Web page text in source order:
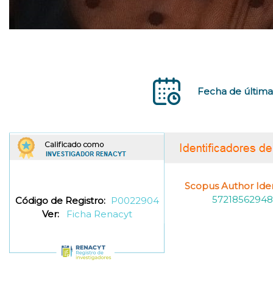
Fecha de
Código de Registro: P0022904
Ver:
Ficha Renacyt
Scopus Author
57218562948